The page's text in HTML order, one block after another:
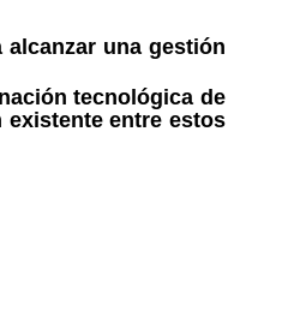
una gestión
tecnológica de
entre estos